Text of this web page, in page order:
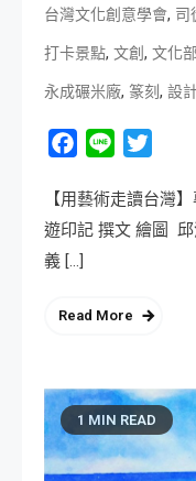
台灣文化創意學會, 司
打卡景點, 文創 , 文化部
永成碾米廠, 篆刻, 設
Facebook
Line
【用藝術走讀台灣
遊印記 撰文 繪圖
義 […]
Read More
1 MIN READ